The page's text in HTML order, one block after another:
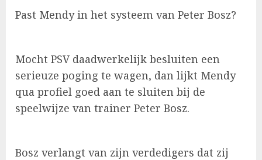
Past Mendy in het systeem van Peter Bosz?
Mocht PSV daadwerkelijk besluiten een
serieuze poging te wagen, dan lijkt Mendy
qua profiel goed aan te sluiten bij de
speelwijze van trainer Peter Bosz.
Bosz verlangt van zijn verdedigers dat zij